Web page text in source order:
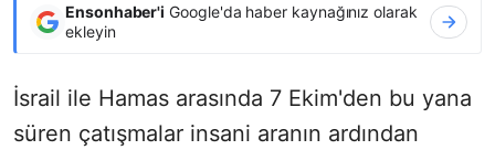
Ensonhaber'i Google'da haber kaynağınız olarak
ekleyin
İsrail ile Hamas arasında 7 Ekim'den bu yana
süren çatışmalar insani aranın ardından